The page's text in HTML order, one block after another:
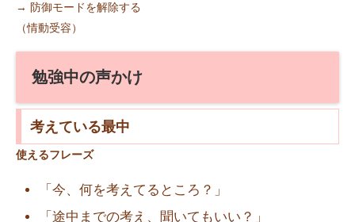
→ 防御モードを解除する
（情動受容）
勉強中の声かけ
考えている最中
使えるフレーズ
「今、何を考えてるところ？」
「途中までの考え、聞いてもいい？」